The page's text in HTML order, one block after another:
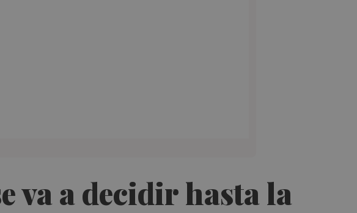
va a decidir hasta la